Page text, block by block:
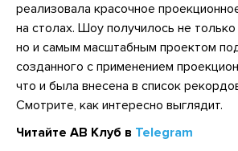
реализовала красочное
на столах. Шоу получилось не
но и самым масштабным проектом
созданного с применением
что и была внесена в список
Смотрите, как интересно выглядит.
Читайте АВ Клуб в Telegram